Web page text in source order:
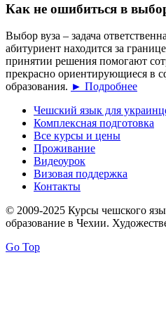
Как не ошибиться в
Выбор вуза – задача
абитуриент находится за
принятии решения помогают
прекрасно ориентирующиеся в
образования. ► Подробнее
Чешский язык для
Комплексная подготовка
Все курсы и цены
Проживание
Видеоурок
Визовая поддержка
Контакты
© 2009-2025 Курсы чешского
образование в Чехии.
Go Top